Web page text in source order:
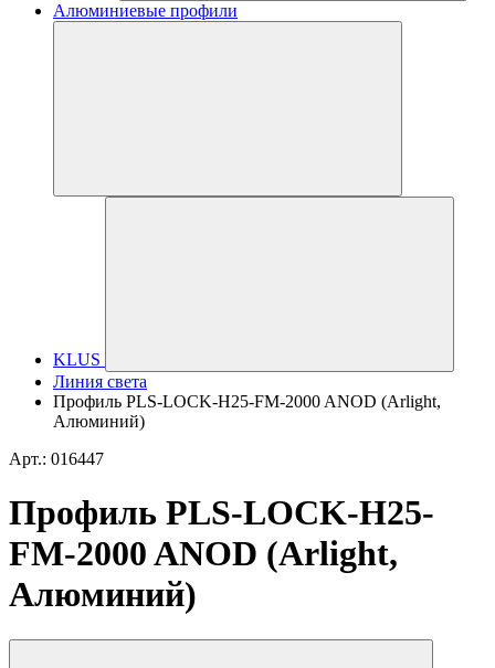
Алюминиевые профили
KLUS
Линия света
Профиль PLS-LOCK-H25-FM-2000 ANOD (Arlight,
Алюминий)
Арт.: 016447
Профиль PLS-LOCK-H25-
FM-2000 ANOD (Arlight,
Алюминий)